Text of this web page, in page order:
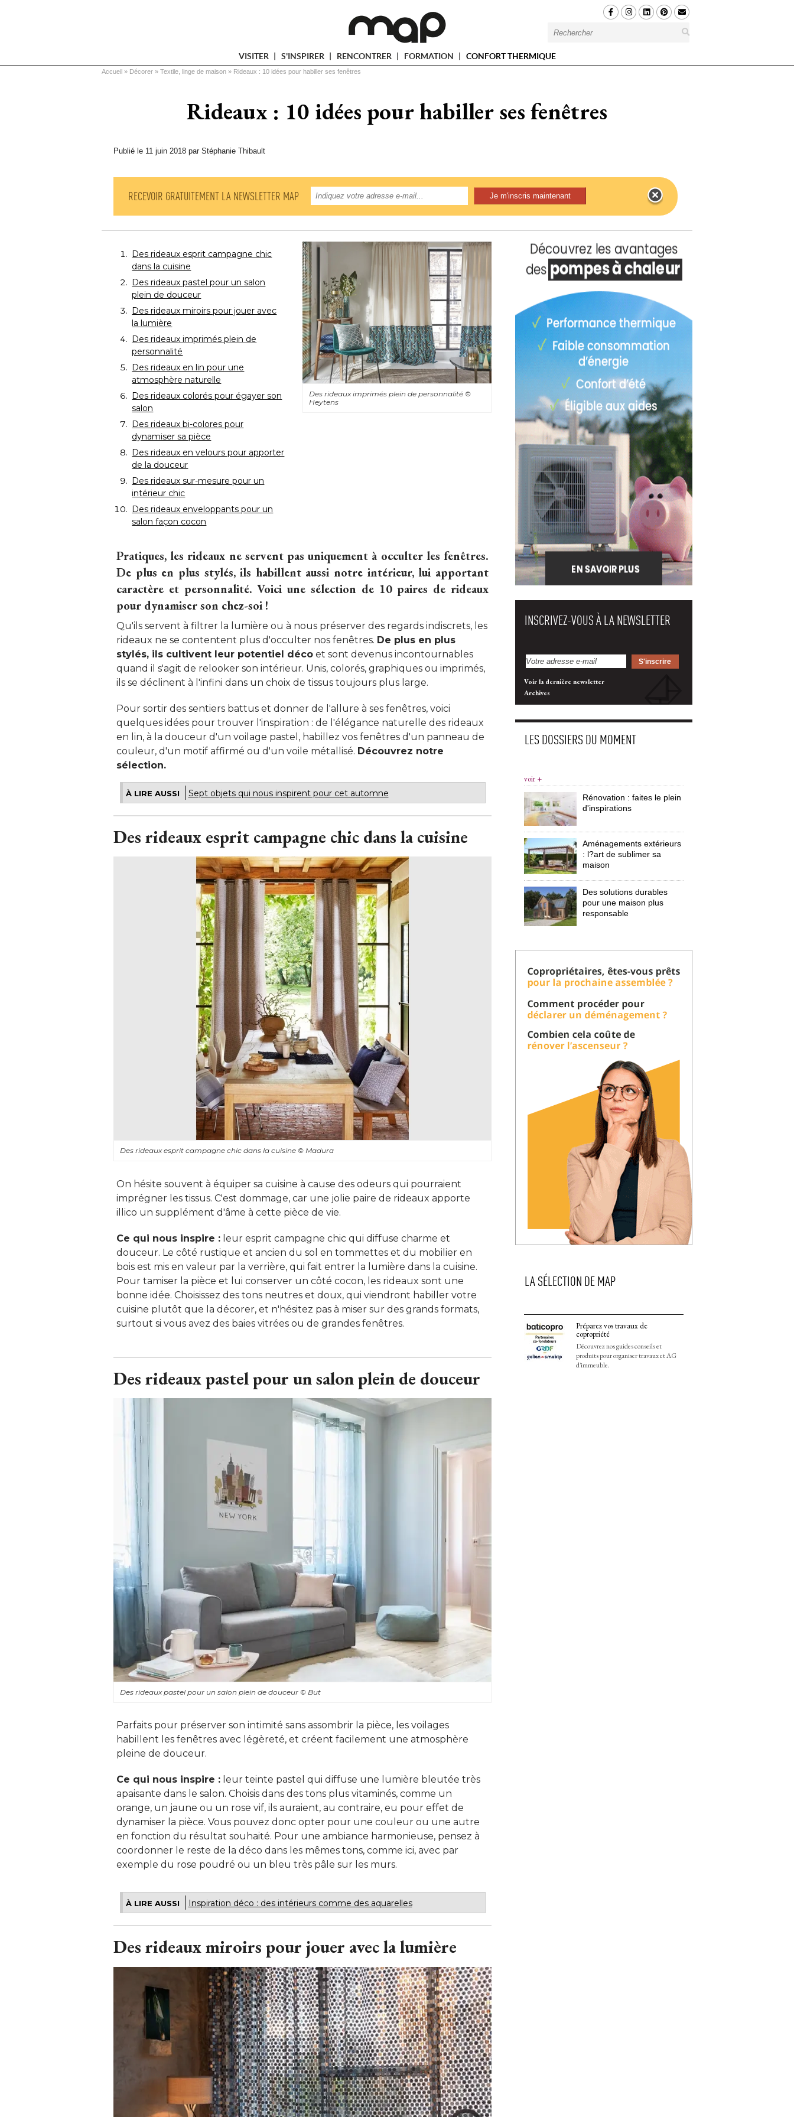
VISITER S'INSPIRER RENCONTRER FORMATION CONFORT THERMIQUE
Vous êtes ici
Accueil » Décorer » Textile, linge de maison » Rideaux : 10 idées pour habiller ses fenêtres
Rideaux : 10 idées pour habiller ses fenêtres
Publié le 11 juin 2018 par Stéphanie Thibault
RECEVOIR GRATUITEMENT LA NEWSLETTER MAP
Des rideaux imprimés plein de personnalité ©
Heytens
Des rideaux esprit campagne chic
dans la cuisine
Des rideaux pastel pour un salon
plein de douceur
Des rideaux miroirs pour jouer avec
la lumière
Des rideaux imprimés plein de
personnalité
Des rideaux en lin pour une
atmosphère naturelle
Des rideaux colorés pour égayer son
salon
Des rideaux bi-colores pour
dynamiser sa pièce
Des rideaux en velours pour apporter
de la douceur
Des rideaux sur-mesure pour un
intérieur chic
Des rideaux enveloppants pour un
salon façon cocon
Pratiques, les rideaux ne servent pas uniquement à occulter les fenêtres.
De plus en plus stylés, ils habillent aussi notre intérieur, lui apportant
caractère et personnalité. Voici une sélection de 10 paires de rideaux
pour dynamiser son chez-soi !
Qu'ils servent à filtrer la lumière ou à nous préserver des regards indiscrets, les
rideaux ne se contentent plus d'occulter nos fenêtres. De plus en plus
stylés, ils cultivent leur potentiel déco et sont devenus incontournables
quand il s'agit de relooker son intérieur. Unis, colorés, graphiques ou imprimés,
ils se déclinent à l'infini dans un choix de tissus toujours plus large.
Pour sortir des sentiers battus et donner de l'allure à ses fenêtres, voici
quelques idées pour trouver l'inspiration : de l'élégance naturelle des rideaux
en lin, à la douceur d'un voilage pastel, habillez vos fenêtres d'un panneau de
couleur, d'un motif affirmé ou d'un voile métallisé. Découvrez notre
sélection.
À LIRE AUSSI Sept objets qui nous inspirent pour cet automne
Des rideaux esprit campagne chic dans la cuisine
Des rideaux esprit campagne chic dans la cuisine© Madura
On hésite souvent à équiper sa cuisine à cause des odeurs qui pourraient
imprégner les tissus. C'est dommage, car une jolie paire de rideaux apporte
illico un supplément d'âme à cette pièce de vie.
Ce qui nous inspire : leur esprit campagne chic qui diffuse charme et
douceur. Le côté rustique et ancien du sol en tommettes et du mobilier en
bois est mis en valeur par la verrière, qui fait entrer la lumière dans la cuisine.
Pour tamiser la pièce et lui conserver un côté cocon, les rideaux sont une
bonne idée. Choisissez des tons neutres et doux, qui viendront habiller votre
cuisine plutôt que la décorer, et n'hésitez pas à miser sur des grands formats,
surtout si vous avez des baies vitrées ou de grandes fenêtres.
Des rideaux pastel pour un salon plein de douceur
Des rideaux pastel pour un salon plein de douceur© But
Parfaits pour préserver son intimité sans assombrir la pièce, les voilages
habillent les fenêtres avec légèreté, et créent facilement une atmosphère
pleine de douceur.
Ce qui nous inspire : leur teinte pastel qui diffuse une lumière bleutée très
apaisante dans le salon. Choisis dans des tons plus vitaminés, comme un
orange, un jaune ou un rose vif, ils auraient, au contraire, eu pour effet de
dynamiser la pièce. Vous pouvez donc opter pour une couleur ou une autre
en fonction du résultat souhaité. Pour une ambiance harmonieuse, pensez à
coordonner le reste de la déco dans les mêmes tons, comme ici, avec par
exemple du rose poudré ou un bleu très pâle sur les murs.
À LIRE AUSSI Inspiration déco : des intérieurs comme des aquarelles
Des rideaux miroirs pour jouer avec la lumière
INSCRIVEZ-VOUS À LA NEWSLETTER
Voir la dernière newsletter
Archives
LES DOSSIERS DU MOMENT
voir +
Rénovation : faites le plein
d'inspirations
Aménagements extérieurs
: l?art de sublimer sa
maison
Des solutions durables
pour une maison plus
responsable
LA SÉLECTION DE MAP
Préparez vos travaux de
copropriété
Découvrez nos guides conseils et
produits pour organiser travaux et AG
d'immeuble.